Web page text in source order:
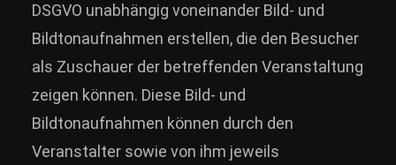
DSGVO unabhängig voneinander Bild- und
Bildtonaufnahmen erstellen, die den Besucher
als Zuschauer der betreffenden Veranstaltung
zeigen können. Diese Bild- und
Bildtonaufnahmen können durch den
Veranstalter sowie von ihm jeweils